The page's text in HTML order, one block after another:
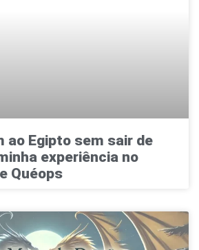
ao Egipto sem sair de
experiência no
Quéops